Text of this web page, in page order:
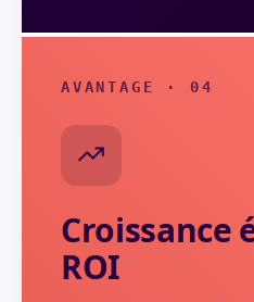
AVANTAGE · 04
Croissance
ROI